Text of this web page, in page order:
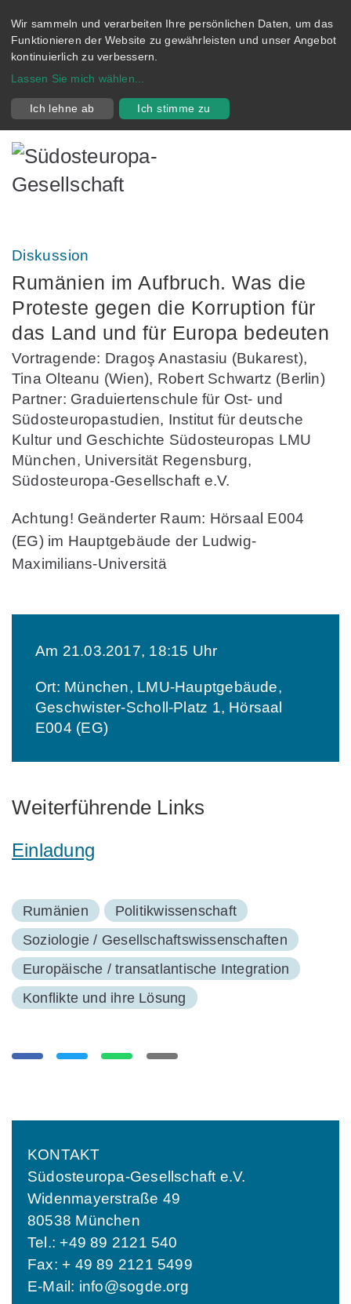
Wir sammeln und verarbeiten Ihre persönlichen Daten, um das
Funktionieren der Website zu gewährleisten und unser Angebot
kontinuierlich zu verbessern.
Lassen Sie mich wählen
Ich lehne ab Ich stimme zu
Diskussion
Rumänien im Aufbruch. Was die
Proteste gegen die Korruption für
das Land und für Europa bedeuten
Vortragende: Dragoş Anastasiu (Bukarest),
Tina Olteanu (Wien), Robert Schwartz (Berlin)
Partner: Graduiertenschule für Ost- und
Südosteuropastudien, Institut für deutsche
Kultur und Geschichte Südosteuropas LMU
München, Universität Regensburg,
Südosteuropa-Gesellschaft e.V.
Achtung! Geänderter Raum: Hörsaal E004
(EG) im Hauptgebäude der Ludwig-
Maximilians-Universitä
Am 21.03.2017, 18:15 Uhr
Ort: München, LMU-Hauptgebäude,
Geschwister-Scholl-Platz 1, Hörsaal
E004 (EG)
Weiterführende Links
Einladung
Rumänien
Politikwissenschaft
Soziologie / Gesellschaftswissenschaften
Europäische / transatlantische Integration
Konflikte und ihre Lösung
KONTAKT
Südosteuropa-Gesellschaft e.V.
Widenmayerstraße 49
80538 München
Tel.: +49 89 2121 540
Fax: + 49 89 2121 5499
E-Mail: info@sogde.org